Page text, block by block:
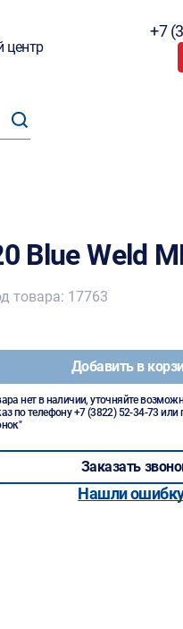
центр
+7
Blue Weld
товара: 17763
Добавить в
нет в наличии, уточняйте
по телефону+7 (3822) 52-34-73 или
Заказать
Нашли